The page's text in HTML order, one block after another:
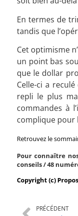
En termes de
tandis que
Cet optimisme
un point bas
que le dollar
Celle-ci a
repli le plus
commandes à
complique pour
Retrouvez le
Pour connaître
conseils / 48
Copyright (c)
PRÉCÉDENT